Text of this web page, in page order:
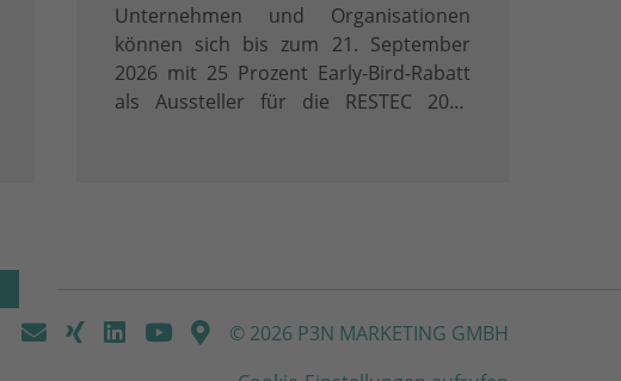
Unternehmen und Organisationen
können sich bis zum 21. September
2026 mit 25 Prozent Early-Bird-Rabatt
als Aussteller für die RESTEC 2027
© 2026 P3N MARKETING GMBH